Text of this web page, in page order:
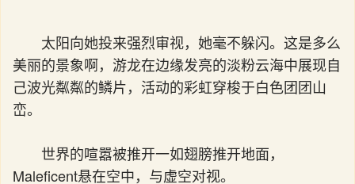
太阳向她投来强烈审视，她毫不躲闪。这是多么
美丽的景象啊，游龙在边缘发亮的淡粉云海中展现自
己波光粼粼的鳞片，活动的彩虹穿梭于白色团团山
峦。
世界的喧嚣被推开一如翅膀推开地面，
Maleficent悬在空中，与虚空对视。